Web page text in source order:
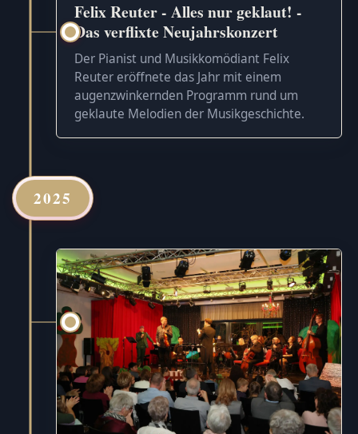
Felix Reuter - Alles nur geklaut! -
Das verflixte Neujahrskonzert
Der Pianist und Musikkomödiant Felix
Reuter eröffnete das Jahr mit einem
augenzwinkernden Programm rund um
geklaute Melodien der Musikgeschichte.
2025